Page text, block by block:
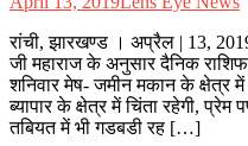
रांची, झारखण्ड । अप्रैल | 13, 2019
जी महाराज के अनुसार दैनिक
शनिवार मेष- जमीन मकान के क्षेत्र
ब्यापार के क्षेत्र में चिंता रहेगी,
तबियत में भी गडबडी रह […]